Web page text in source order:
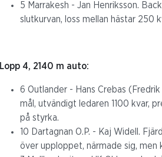
5 Marrakesh - Jan Henriksson.
slutkurvan, loss mellan hästar 250
Lopp 4, 2140 m auto:
6 Outlander - Hans Crebas
mål, utvändigt ledaren 1100 kvar,
på styrka.
10 Dartagnan O.P. - Kaj Widell.
över upploppet, närmade sig, men